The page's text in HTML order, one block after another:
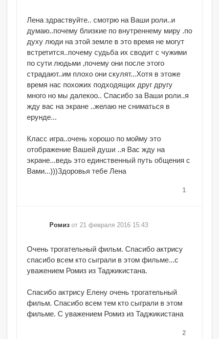
1
Лена здраствуйте.. смотрю на Ваши роли..и
думаю..почему близкие по внутреннему миру .по
духу люди на этой земле в это время не могут
встретится..почему судьба их сводит с чужими
по сути людьми ,почему они после этого
страдают..им плохо они скулят...Хотя в этоже
время нас похожих подходящих друг другу
много но мы далекоо.. Спасибо за Ваши роли..я
жду вас на экране ..желаю не сниматься в
ерунде...
Класс игра..очень хорошо по мойму это
отображение Вашей души ..я Вас жду на
экране...ведь это единственный путь общения с
Вами...)))Здоровья тебе Лена
Ромиз от 21 февраля 2016 15:43
2
Очень трогательный фильм. Спасибо актрису
спасибо всем кто сыграли в этом фильме...с
уважением Ромиз из Таджикистана.
Спасибо актрису Елену очень трогательный
фильм. Спасибо всем тем кто сыграли в этом
фильме. С уважением Ромиз из Таджикистана